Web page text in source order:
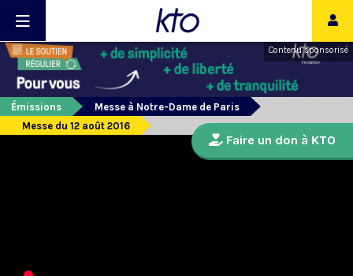
Contenu sponsorisé
Émissions
Messe à Notre-Dame de Paris
Messe du 12 août 2016
Faire un don à KTO